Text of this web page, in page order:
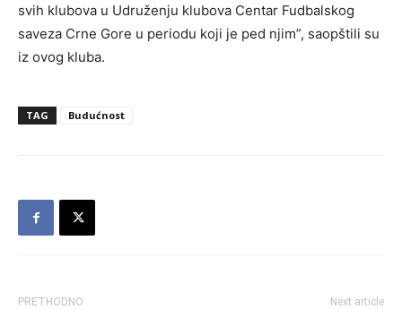
svih klubova u Udruženju klubova Centar Fudbalskog
saveza Crne Gore u periodu koji je ped njim”, saopštili su
iz ovog kluba.
TAG Budućnost
PRETHODNO Next article